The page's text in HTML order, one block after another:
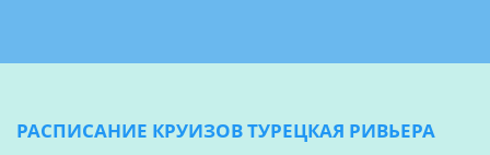
РАСПИСАНИЕ КРУИЗОВ ТУРЕЦКАЯ РИВЬЕРА